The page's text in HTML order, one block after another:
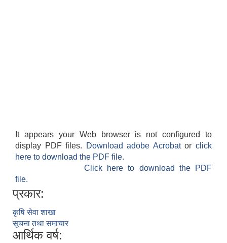
It appears your Web browser is not configured to
display PDF files.
Download adobe Acrobatorclick
here to download the PDF file.
Click here to download the PDF
file.
प्रकार:
कृषि सेवा शाखा
सूचना तथा समाचार
आर्थिक वर्ष: